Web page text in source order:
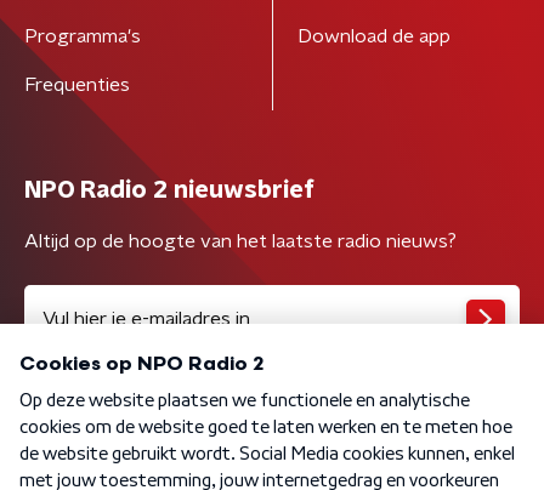
Programma's
Frequenties
Download de app
NPO Radio 2 nieuwsbrief
Altijd op de hoogte van het laatste radio nieuws?
Algemene voorwaarden